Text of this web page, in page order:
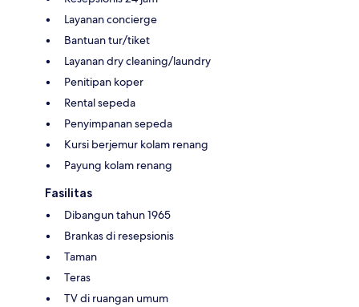
Layanan concierge
Bantuan tur/tiket
Layanan dry cleaning/laundry
Penitipan koper
Rental sepeda
Penyimpanan sepeda
Kursi berjemur kolam renang
Payung kolam renang
Fasilitas
Dibangun tahun 1965
Brankas di resepsionis
Taman
Teras
TV di ruangan umum